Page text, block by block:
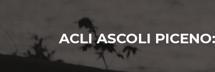
ACLI ASCOLI